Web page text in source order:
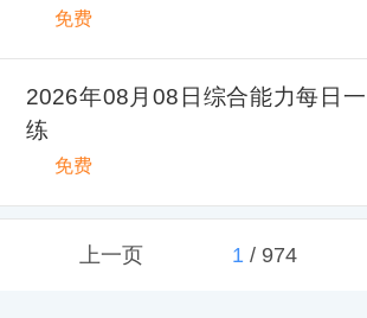
免费
2026年08月08日综合能力每日一
练
免费
上一页 1/ 974